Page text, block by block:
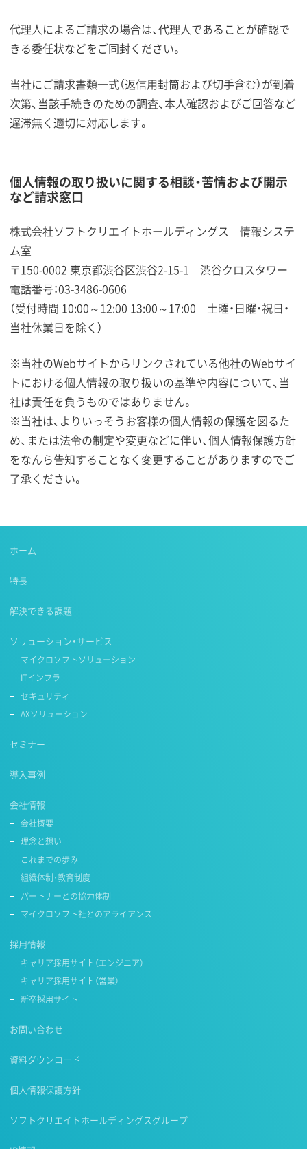
代理人によるご請求の場合は、代理人であることが確認で
きる委任状などをご同封ください。
当社にご請求書類一式（返信用封筒および切手含む）が到着
次第、当該手続きのための調査、本人確認およびご回答など
遅滞無く適切に対応します。
個人情報の取り扱いに関する相談・苦情および開示
など請求窓口
株式会社ソフトクリエイトホールディングス 情報システ
ム室
〒150-0002 東京都渋谷区渋谷2-15-1 渋谷クロスタワー
電話番号：03-3486-0606
（受付時間 10:00～12:00 13:00～17:00 土曜・日曜・祝日・
当社休業日を除く）
※当社のWebサイトからリンクされている他社のWebサイ
トにおける個人情報の取り扱いの基準や内容について、当
社は責任を負うものではありません。
※当社は、よりいっそうお客様の個人情報の保護を図るた
め、または法令の制定や変更などに伴い、個人情報保護方針
をなんら告知することなく変更することがありますのでご
了承ください。
ホーム
特長
解決できる課題
ソリューション・サービス
マイクロソフトソリューション
ITインフラ
セキュリティ
AXソリューション
セミナー
導入事例
会社情報
会社概要
理念と想い
これまでの歩み
組織体制・教育制度
パートナーとの協力体制
マイクロソフト社とのアライアンス
採用情報
キャリア採用サイト（エンジニア）
キャリア採用サイト（営業）
新卒採用サイト
お問い合わせ
資料ダウンロード
個人情報保護方針
ソフトクリエイトホールディングスグループ